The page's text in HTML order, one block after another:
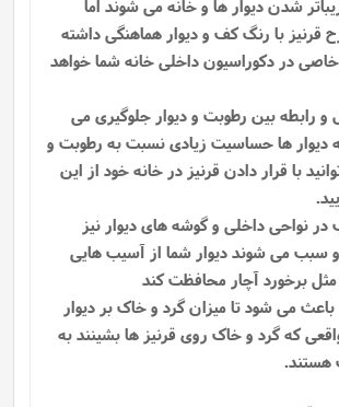
شدن دیوار ها و خانه می شوند اما
قرنیز با رنگ کف و دیوار هماهنگی داشته
در دکوراسیون داخلی خانه شما خواهد
و رابطه بین رطوبت و دیوار جلوگیری می
دیوار ها حساسیت زیادی نسبت به رطوبت و
با قرار دادن قرنیز در خانه خود از این
در نواحی داخلی و گوشه های دیوار نیز
سبب می شوند دیوار شما از آسیب هایی
برخورد آچار محافظت کند
باعث می شود تا میزان گرد و خاک بر دیوار
که گرد و خاک روی قرنیز ها بشینند به
هستند.